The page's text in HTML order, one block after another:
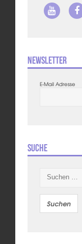
Newsletter
E-Mail Adresse
Suche
nach: